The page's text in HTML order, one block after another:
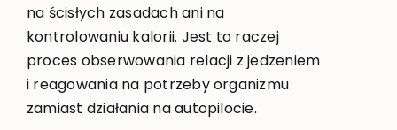
na ścisłych zasadach ani na
kontrolowaniu kalorii. Jest to raczej
proces obserwowania relacji z jedzeniem
i reagowania na potrzeby organizmu
zamiast działania na autopilocie.